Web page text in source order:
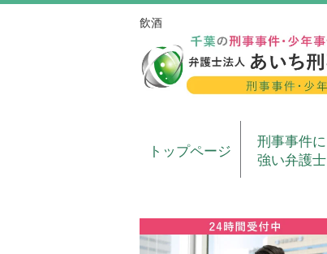
飲酒
トップページ
刑事事件に
強い弁護士